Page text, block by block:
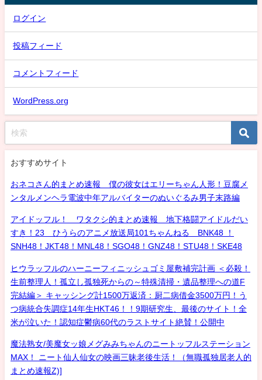
ログイン
投稿フィード
コメントフィード
WordPress.org
おすすめサイト
おネコさん的まとめ速報 僕の彼女はエリーちゃん人形！豆腐メ
ンタルメンヘラ電波中年アルバイターのぬいぐるみ男子末路編
アイドッフル！ ワタクシ的まとめ速報 地下格闘アイドルだい
すき！23 ひうらのアニメ放送局101ちゃんねる BNK48 ！
SNH48！JKT48！MNL48！SGO48！GNZ48！STU48！SKE48
ヒウラッフルのハーニーフィニッシュゴミ屋敷補完計画 ＜必殺！
生前整理人！孤立し孤独死からの～特殊清掃・遺品整理への道F
完結編＞ キャッシング計1500万返済：厨二病借金3500万円！う
つ病統合失調症14年生HKT46！！9期研究生、最後のサイト！全
米が泣いた！認知症鬱病60代のラストサイト絶賛！公開中
魔法熟女/美魔女ッ娘メグみみちゃんのニートッフルステーション
MAX！ ニート仙人仙女の映画三昧老後生活！（無職孤独居老人的
まとめ速報Z)]